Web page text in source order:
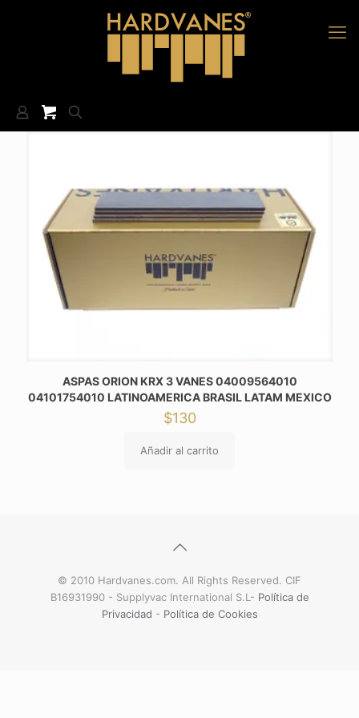
ASPAS ORION KRX 3 VANES 04009564010
04101754010 LATINOAMERICA BRASIL LATAM MEXICO
$130
Añadir al carrito
© 2010 Hardvanes.com. All Rights Reserved. CIF
B16931990 - Supplyvac International S.L- Política de
Privacidad - Política de Cookies